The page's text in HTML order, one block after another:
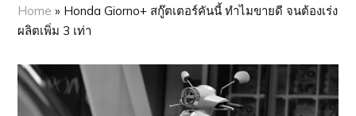
Home » Honda Giorno+ สกู๊ตเตอร์คันนี้ ทำไมขายดี จนต้องเร่ง
ผลิตเพิ่ม 3 เท่า